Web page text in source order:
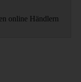
online Händlern